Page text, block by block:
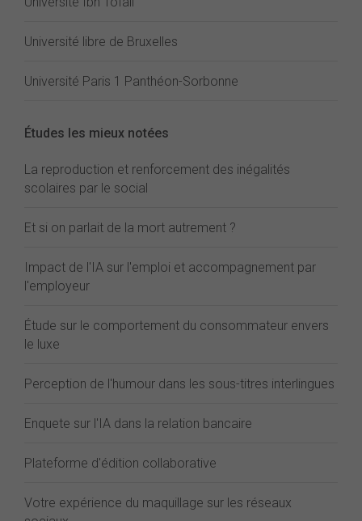
Université libre de Bruxelles
Université Paris 1 Panthéon-Sorbonne
Études les mieux notées
La reproduction et renforcement des inégalités
scolaires par le social
Et si on parlait de la mort autrement ?
Impact de l'IA sur l'emploi et accompagnement par
l'employeur
Étude sur le comportement du consommateur envers
le luxe
Perception de l'humour dans les sous-titres interlingues
Enquete sur l'IA dans la relation bancaire
Plateforme d'édition collaborative
Votre expérience du maquillage sur les réseaux